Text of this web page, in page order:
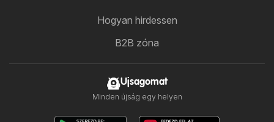
Hogyan hirdessen
B2B zóna
Ujsagomat
Minden újság egy helyen